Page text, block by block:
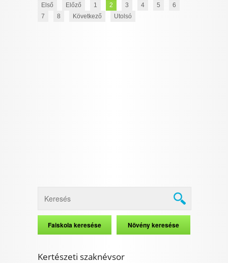
Első Előző 1 2 3 4 5
6
7
8 Következő Utolsó
Kertészeti szaknévsor